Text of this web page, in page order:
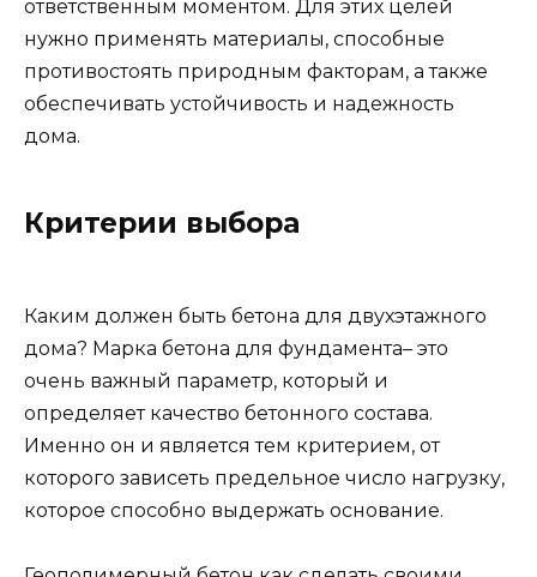
дома? Марка бетона для фундамента– это
очень важный параметр, который и
определяет качество бетонного состава.
Именно он и является тем критерием, от
которого зависеть предельное число нагрузку,
Геополимерный бетон как сделать своими
Также марка бетона позволяет определить их
уровень стойкости к морозу,
водонепроницаемость и подвижность. В
обозначении марки бетона присутствует
стройматериалов предлагают своим